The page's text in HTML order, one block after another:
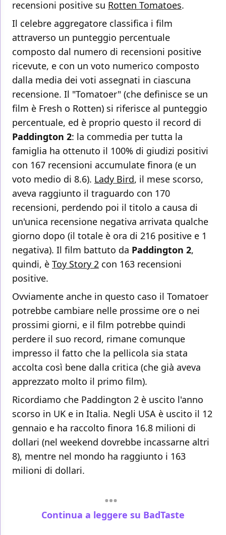
recensioni positive su Rotten Tomatoes.
Il celebre aggregatore classifica i film
attraverso un punteggio percentuale
composto dal numero di recensioni positive
ricevute, e con un voto numerico composto
dalla media dei voti assegnati in ciascuna
recensione. Il "Tomatoer" (che definisce se un
film è Fresh o Rotten) si riferisce al punteggio
percentuale, ed è proprio questo il record di
Paddington 2: la commedia per tutta la
famiglia ha ottenuto il 100% di giudizi positivi
con 167 recensioni accumulate finora (e un
voto medio di 8.6). Lady Bird, il mese scorso,
aveva raggiunto il traguardo con 170
recensioni, perdendo poi il titolo a causa di
un'unica recensione negativa arrivata qualche
giorno dopo (il totale è ora di 216 positive e 1
negativa). Il film battuto da Paddington 2,
quindi, è Toy Story 2 con 163 recensioni
positive.
Ovviamente anche in questo caso il Tomatoer
potrebbe cambiare nelle prossime ore o nei
prossimi giorni, e il film potrebbe quindi
perdere il suo record, rimane comunque
impresso il fatto che la pellicola sia stata
accolta così bene dalla critica (che già aveva
apprezzato molto il primo film).
Ricordiamo che Paddington 2 è uscito l'anno
scorso in UK e in Italia. Negli USA è uscito il 12
gennaio e ha raccolto finora 16.8 milioni di
dollari (nel weekend dovrebbe incassarne altri
8), mentre nel mondo ha raggiunto i 163
milioni di dollari.
Continua a leggere su BadTaste